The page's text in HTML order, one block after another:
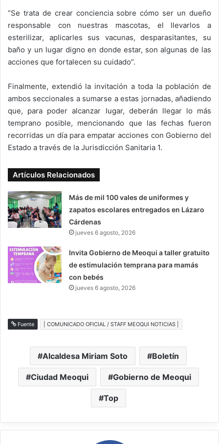
“Se trata de crear conciencia sobre cómo ser un dueño
responsable con nuestras mascotas, el llevarlos a
esterilizar, aplicarles sus vacunas, desparasitantes, su
baño y un lugar digno en donde estar, son algunas de las
acciones que fortalecen su cuidado”.
Finalmente, extendió la invitación a toda la población de
ambos seccionales a sumarse a estas jornadas, añadiendo
que, para poder alcanzar lugar, deberán llegar lo más
temprano posible, mencionando que las fechas fueron
recorridas un día para empatar acciones con Gobierno del
Estado a través de la Jurisdicción Sanitaria 1.
Artículos Relacionados
Más de mil 100 vales de uniformes y
zapatos escolares entregados en Lázaro
Cárdenas
jueves 6 agosto, 2026
Invita Gobierno de Meoqui a taller gratuito
de estimulación temprana para mamás
con bebés
jueves 6 agosto, 2026
Fuente | COMUNICADO OFICIAL / STAFF MEOQUI NOTICIAS |
Alcaldesa Miriam Soto Boletín
Ciudad Meoqui Gobierno de Meoqui
Top